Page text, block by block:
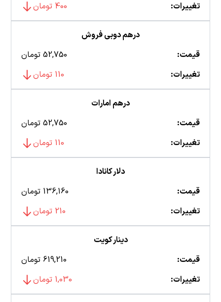
تغییرات:
400 تومان
درهم دوبی فروش
قیمت:
52,750 تومان
تغییرات:
110 تومان
درهم امارات
قیمت:
52,750 تومان
تغییرات:
110 تومان
دلار کانادا
قیمت:
136,160 تومان
تغییرات:
210 تومان
دینار کویت
قیمت:
619,210 تومان
تغییرات:
1,030 تومان